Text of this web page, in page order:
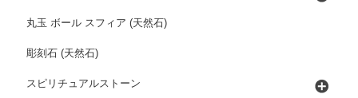
丸玉 ボール スフィア (天然石)
彫刻石 (天然石)
スピリチュアルストーン